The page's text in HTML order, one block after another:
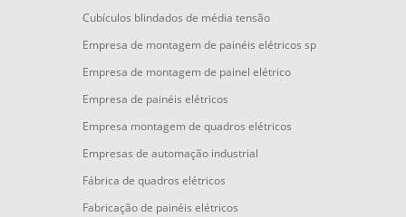
Cubículos blindados de média tensão
Empresa de montagem de painéis elétricos sp
Empresa de montagem de painel elétrico
Empresa de painéis elétricos
Empresa montagem de quadros elétricos
Empresas de automação industrial
Fábrica de quadros elétricos
Fabricação de painéis elétricos